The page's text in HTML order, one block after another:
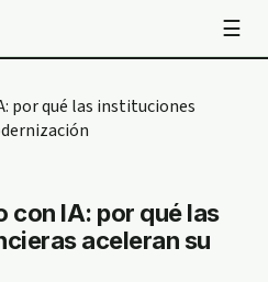
☰
con IA: por qué las
aceleran su